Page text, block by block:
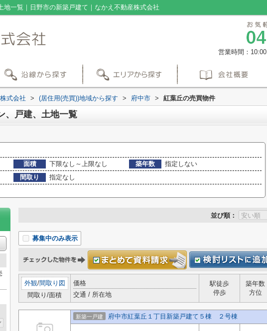
地一覧｜日野市の新築戸建て｜なかえ不動産株式会社
営業時間：
式会社 > (居住用(売買))地域から探す > 府中市 > 紅葉丘の売買物件
、戸建、土地一覧
面積 下限なし～上限なし 築年数
指定しない
間取り
指定なし
並び順：
募集中のみ表示
外観/間取り図
間取り/面積
価格
交通 / 所在地
駅徒歩
停歩
築年数
方位
新築一戸建 府中市紅葉丘１丁目新築戸建て５棟 ２号棟